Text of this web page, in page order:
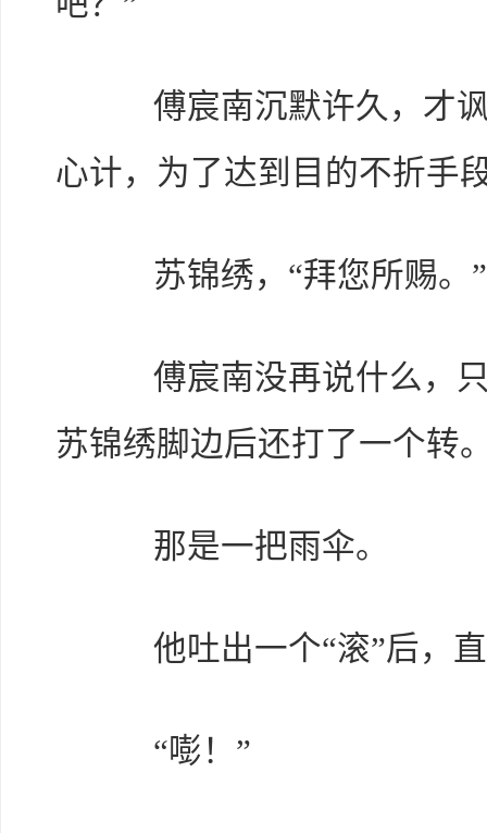
傅宸南沉默许久，才讽
心计，为了达到目的不折手
苏锦绣，“拜您所赐。”
傅宸南没再说什么，只
苏锦绣脚边后还打了一个转
那是一把雨伞。
他吐出一个“滚”后，直
“嘭！”